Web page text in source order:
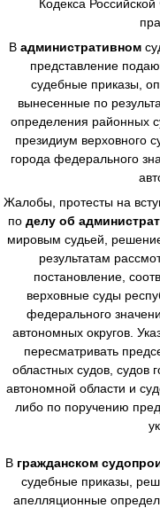
Кодекса
В административном
представление
судебные приказы,
вынесенные по
определения районных
президиум верховного
города федерального
Жалобы, протесты на
по делу об
мировым судьей,
результатам
постановление,
верховные суды
федерального
автономных округов.
пересматривать
областных судов, судов
автономной области и
либо по поручению
В гражданском
судебные приказы,
апелляционные